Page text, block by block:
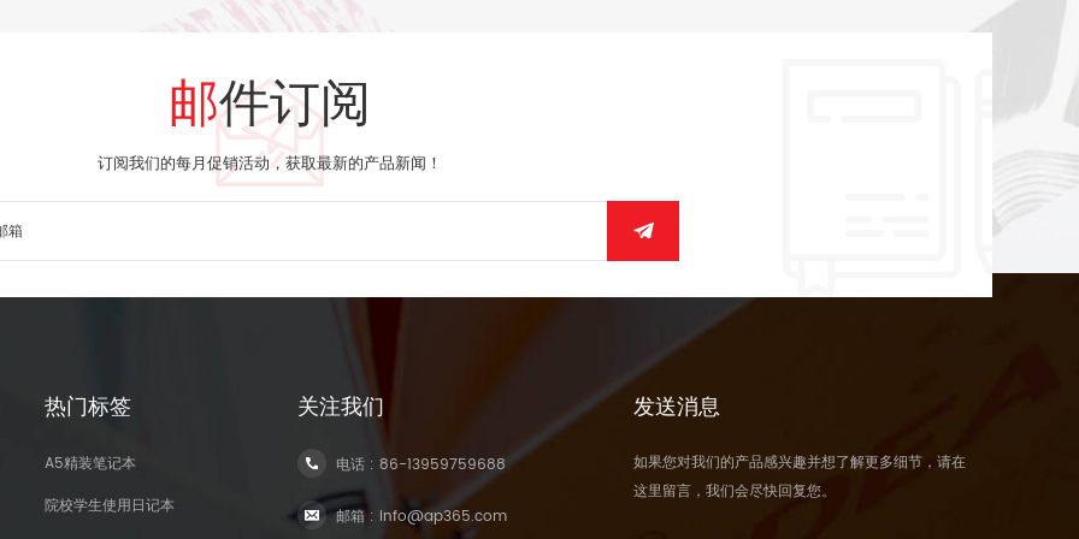
邮件订阅
订阅我们的每月促销活动，获取最新的产品新闻！
热门标签
A5精装笔记本
院校学生使用日记本
关注我们
电话 :86-13959759688
邮箱 : info@ap365.com
发送消息
如果您对我们的产品感兴趣并想了解更多细节，请在
这里留言，我们会尽快回复您。